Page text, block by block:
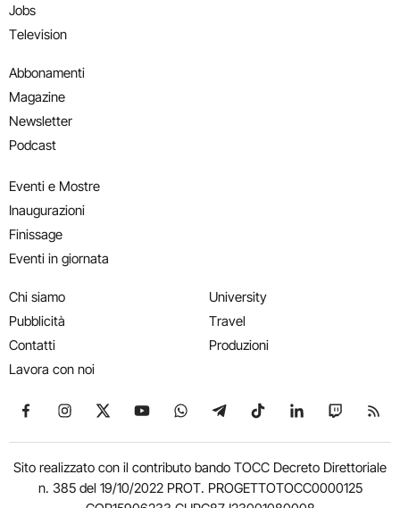
Jobs
Television
Abbonamenti
Magazine
Newsletter
Podcast
Eventi e Mostre
Inaugurazioni
Finissage
Eventi in giornata
Chi siamo
Pubblicità
Contatti
Lavora con noi
University
Travel
Produzioni
Seguici su Facebook
Seguici su Instagram
Seguici su X
Seguici su YouTube
Seguici su WhatsApp
Seguici su Telegram
Seguici su TikTok
Seguici su
Seguici
Sito realizzato con il contributo bando TOCC Decreto Direttoriale
n. 385 del 19/10/2022 PROT. PROGETTOTOCC0000125